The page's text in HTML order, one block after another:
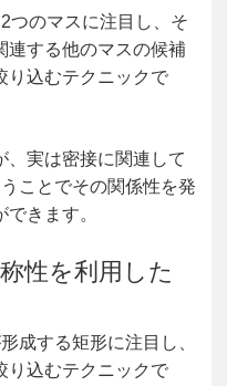
つのマスに注目し、そ
連する他のマスの候補
り込むテクニックで
、実は密接に関連して
ことでその関係性を発
きます。
性を利用した
成する矩形に注目し、
り込むテクニックで